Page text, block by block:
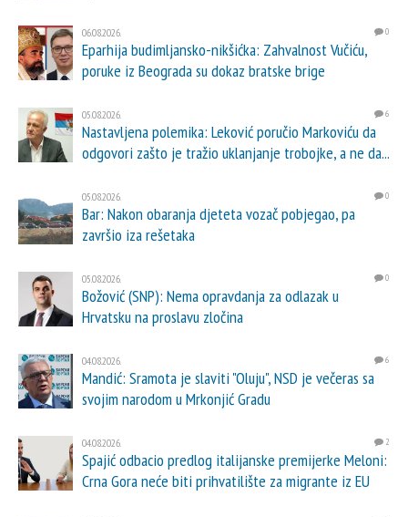
06.08.2026. 0
Eparhija budimljansko-nikšićka: Zahvalnost Vučiću,
poruke iz Beograda su dokaz bratske brige
05.08.2026. 6
Nastavljena polemika: Leković poručio Markoviću da
odgovori zašto je tražio uklanjanje trobojke, a ne da...
05.08.2026. 0
Bar: Nakon obaranja djeteta vozač pobjegao, pa
završio iza rešetaka
05.08.2026. 0
Božović (SNP): Nema opravdanja za odlazak u
Hrvatsku na proslavu zločina
04.08.2026. 6
Mandić: Sramota je slaviti "Oluju", NSD je večeras sa
svojim narodom u Mrkonjić Gradu
04.08.2026. 2
Spajić odbacio predlog italijanske premijerke Meloni:
Crna Gora neće biti prihvatilište za migrante iz EU